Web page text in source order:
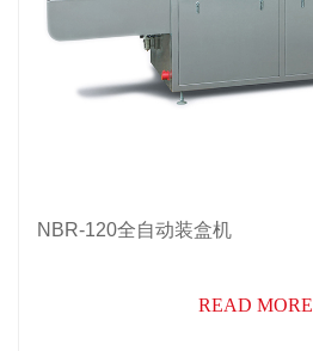
NBR-120全自动装盒机
READ MORE